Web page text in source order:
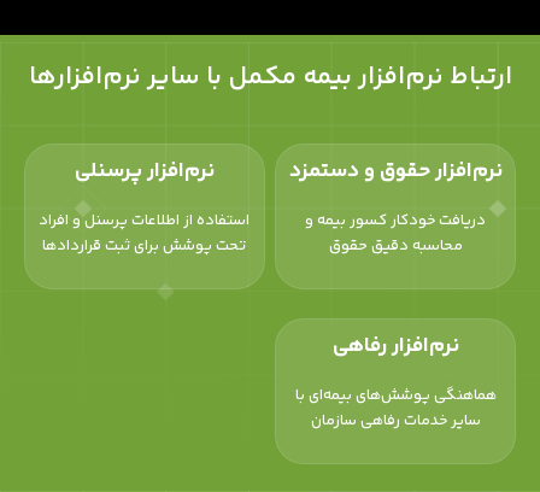
ارتباط نرم‌افزار بیمه مکمل با سایر نرم‌افزارها
نرم‌افزار حقوق و دستمزد
دریافت خودکار کسور بیمه و
محاسبه دقیق حقوق
نرم‌افزار پرسنلی
استفاده از اطلاعات پرسنل و افراد
تحت پوشش برای ثبت قراردادها
نرم‌افزار رفاهی
هماهنگی پوشش‌های بیمه‌ای با
سایر خدمات رفاهی سازمان